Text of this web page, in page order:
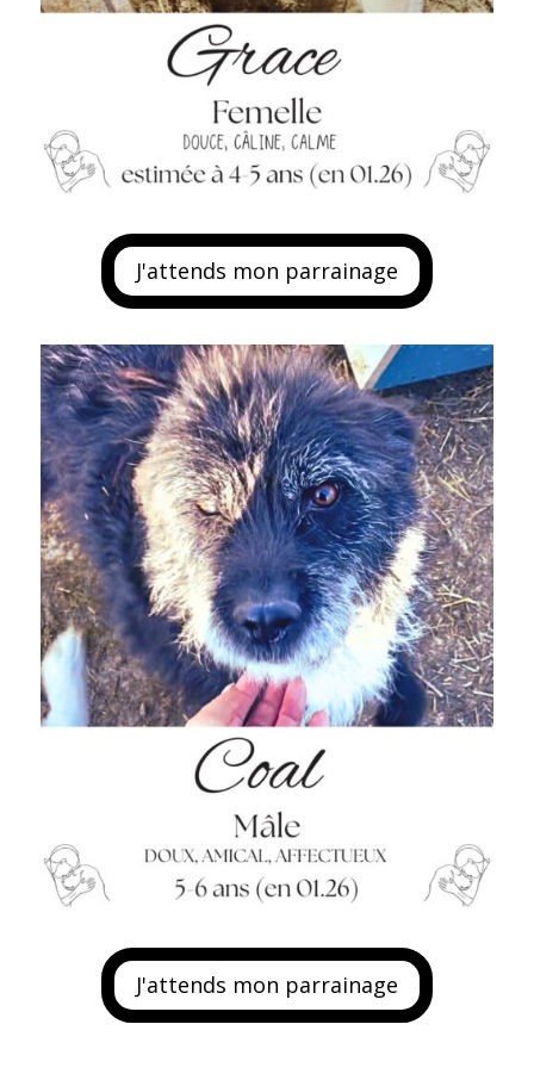
J'attends mon parrainage
J'attends mon parrainage